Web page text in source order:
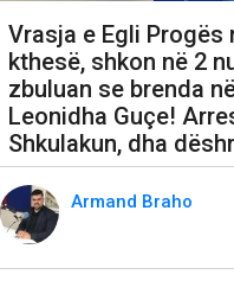
Vrasja e Egli
kthesë, shkon në 2
zbuluan se brenda
Leonidha Guçe!
Shkulakun, dha
Armand Braho